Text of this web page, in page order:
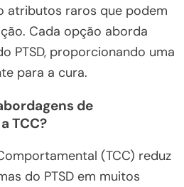
atributos raros que podem
Cada opção aborda
PTSD, proporcionando uma
para a cura.
de
TCC?
(TCC) reduz
do PTSD em muitos